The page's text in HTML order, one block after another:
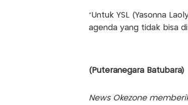
“Untuk YSL (Yasonna
agenda yang tidak bisa
(Puteranegara Batubara)
News Okezone